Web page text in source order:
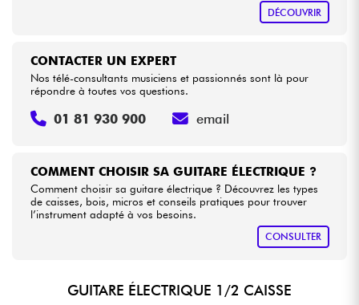
DÉCOUVRIR
COMMENT CHOISIR SA GUITARE ÉLECTRIQUE ?
Comment choisir sa guitare électrique ? Découvrez les types
de caisses, bois, micros et conseils pratiques pour trouver
l’instrument adapté à vos besoins.
CONSULTER
CONTACTER UN EXPERT
Nos télé-consultants musiciens et passionnés sont là pour
répondre à toutes vos questions.
01 81 930 900 email
GUITARE ÉLECTRIQUE 1/2 CAISSE